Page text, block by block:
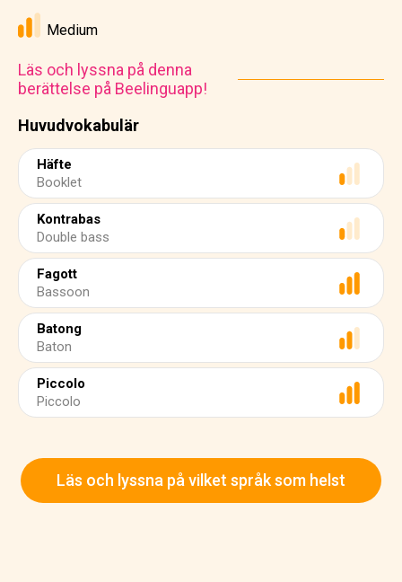
Huvudvokabulär
Häfte
Booklet
Kontrabas
Double bass
Fagott
Bassoon
Batong
Baton
Piccolo
Piccolo
Medium
Läs och lyssna på denna
berättelse på Beelinguapp!
Läs och lyssna på vilket språk som helst